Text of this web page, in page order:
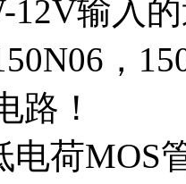
12V输入
，
路！
电荷MOS